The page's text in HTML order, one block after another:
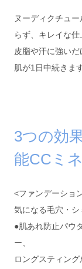
ヌーディクチュ
らず、キレイな仕
皮脂や汗に強い
肌が1日中続きます
3つの効
能CCミ
<ファンデーショ
気になる毛穴・
●肌あれ防止パウ
ー、
ロングスティン